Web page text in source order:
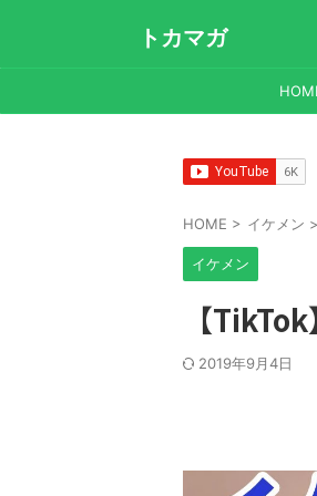
トカマガ
HOME > イケメン >
イケメン
【
2019年9月4日